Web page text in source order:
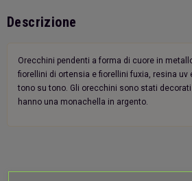
Descrizione
Orecchini pendenti a forma di cuore in
fiorellini di ortensia e fiorellini fuxia, resina uv
tono su tono. Gli orecchini sono stati
hanno una monachella in argento.